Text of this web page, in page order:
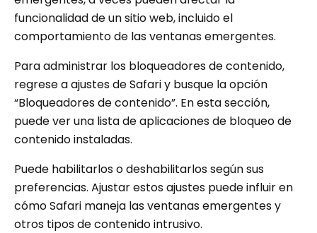
funcionalidad de un sitio web, incluido el
comportamiento de las ventanas emergentes.
Para administrar los bloqueadores de contenido,
regrese a ajustes de Safari y busque la opción
“Bloqueadores de contenido”. En esta sección,
puede ver una lista de aplicaciones de bloqueo de
contenido instaladas.
Puede habilitarlos o deshabilitarlos según sus
preferencias. Ajustar estos ajustes puede influir en
cómo Safari maneja las ventanas emergentes y
otros tipos de contenido intrusivo.